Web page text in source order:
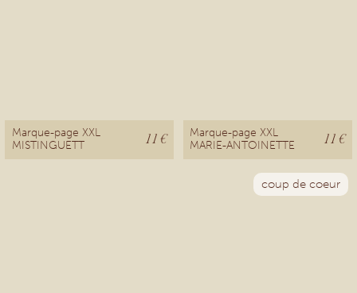
Marque-page XXL
MISTINGUETT
11 €
Marque-page XXL
MARIE-ANTOINETTE
11 €
coup de coeur